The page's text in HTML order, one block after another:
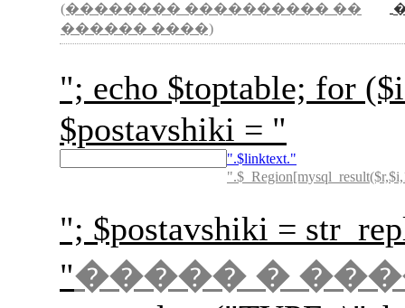
(�������� ���������� ��
������ ����)
"; echo $toptable;
$postavshiki = "
".$linktext."
"; $postavshiki =
"����� �